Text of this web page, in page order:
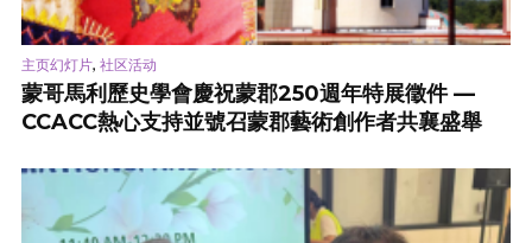
主页幻灯片, 社区活动
蒙哥馬利歷史學會慶祝蒙郡250週年特展徵件 —
CCACC熱心支持並號召蒙郡藝術創作者共襄盛舉